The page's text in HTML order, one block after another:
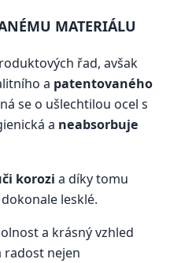
MATERIÁLU
řad, avšak
a patentovaného
se o ušlechtilou ocel s
a neabsorbuje
korozi a díky tomu
lesklé.
a krásný vzhled
nejen